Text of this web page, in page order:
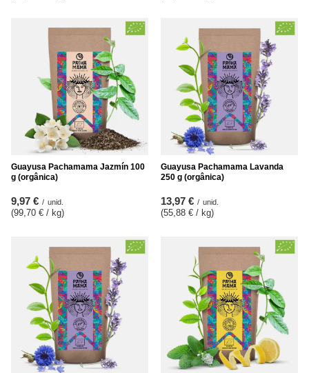
Guayusa Pachamama Jazmín 100
g (orgânica)
9,97 € / unid.
(99,70 € / kg)
Guayusa Pachamama Lavanda
250 g (orgânica)
13,97 € / unid.
(55,88 € / kg)